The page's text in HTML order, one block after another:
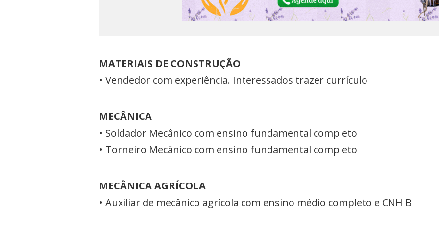
MATERIAIS DE CONSTRUÇÃO
• Vendedor com experiência. Interessados trazer currículo
MECÂNICA
• Soldador Mecânico com ensino fundamental completo
• Torneiro Mecânico com ensino fundamental completo
MECÂNICA AGRÍCOLA
• Auxiliar de mecânico agrícola com ensino médio completo e CNH B